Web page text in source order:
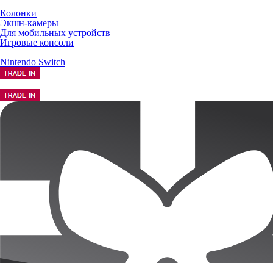
Колонки
Экшн-камеры
Для мобильных устройств
Игровые консоли
Nintendo Switch